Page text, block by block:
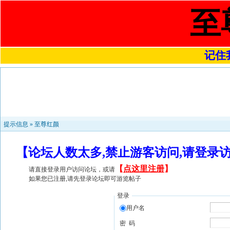
至
记住
提示信息 » 至尊红颜
【论坛人数太多,禁止游客访问,请登
请直接登录用户访问论坛，或请 【 点这里注册】
如果您已注册,请先登录论坛即可游览帖子
登录
用户名
密 码